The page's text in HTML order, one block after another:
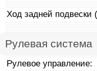
Ход задней подвески
Рулевая система
Рулевое управление: